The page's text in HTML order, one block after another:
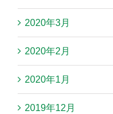
2020年3月
2020年2月
2020年1月
2019年12月